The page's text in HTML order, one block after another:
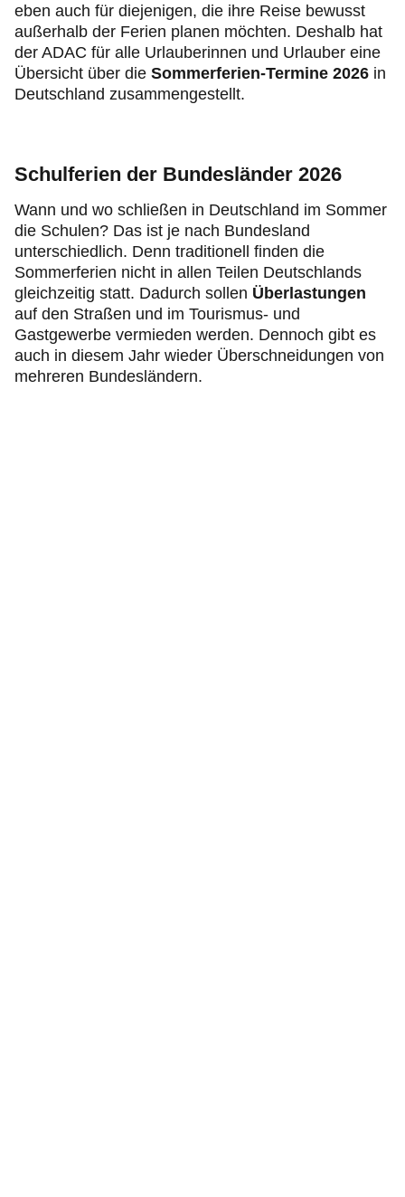
eben auch für diejenigen, die ihre Reise bewusst
außerhalb der Ferien planen möchten. Deshalb hat
der ADAC für alle Urlauberinnen und Urlauber eine
Übersicht über die Sommerferien-Termine 2026 in
Deutschland zusammengestellt.
Schulferien der Bundesländer 2026
Wann und wo schließen in Deutschland im Sommer
die Schulen? Das ist je nach Bundesland
unterschiedlich. Denn traditionell finden die
Sommerferien nicht in allen Teilen Deutschlands
gleichzeitig statt. Dadurch sollen Überlastungen
auf den Straßen und im Tourismus- und
Gastgewerbe vermieden werden. Dennoch gibt es
auch in diesem Jahr wieder Überschneidungen von
mehreren Bundesländern.